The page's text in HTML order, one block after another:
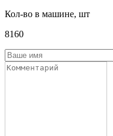
Кол-во в машине, шт
8160